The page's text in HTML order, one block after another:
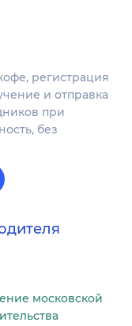
регистрация
и отправка
при
без
московской